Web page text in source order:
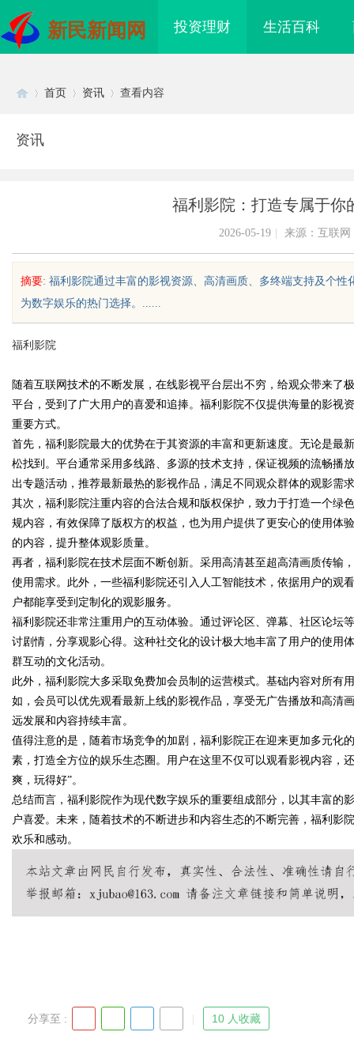
新民新闻网 投资理财 生活百科
uz
!
Bo
首页 资讯 查看内容
资讯
福利影院：打造专属于你
2026-05-19 来源：互联网
摘要: 福利影院通过丰富的影视资源、高清画质、多终端支持及个
为数字娱乐的热门选择。......
福利影院
随着互联网技术的不断发展，在线影视平台层出不穷，给观众带来了
平台，受到了广大用户的喜爱和追捧。福利影院不仅提供海量的影视
重要方式。
首先，福利影院最大的优势在于其资源的丰富和更新速度。无论是最
松找到。平台通常采用多线路、多源的技术支持，保证视频的流畅播
出专题活动，推荐最新最热的影视作品，满足不同观众群体的观影需
其次，福利影院注重内容的合法合规和版权保护，致力于打造一个绿
规内容，有效保障了版权方的权益，也为用户提供了更安心的使用体
的内容，提升整体观影质量。
再者，福利影院在技术层面不断创新。采用高清甚至超高清画质传输
使用需求。此外，一些福利影院还引入人工智能技术，依据用户的观
户都能享受到定制化的观影服务。
福利影院还非常注重用户的互动体验。通过评论区、弹幕、社区论坛
讨剧情，分享观影心得。这种社交化的设计极大地丰富了用户的使用
群互动的文化活动。
此外，福利影院大多采取免费加会员制的运营模式。基础内容对所有
如，会员可以优先观看最新上线的影视作品，享受无广告播放和高清
远发展和内容持续丰富。
值得注意的是，随着市场竞争的加剧，福利影院正在迎来更加多元化
素，打造全方位的娱乐生态圈。用户在这里不仅可以观看影视内容，
爽，玩得好”。
总结而言，福利影院作为现代数字娱乐的重要组成部分，以其丰富的
户喜爱。未来，随着技术的不断进步和内容生态的不断完善，福利影
欢乐和感动。
分享至 : 10 人收藏
海配眼镜
与应用现状